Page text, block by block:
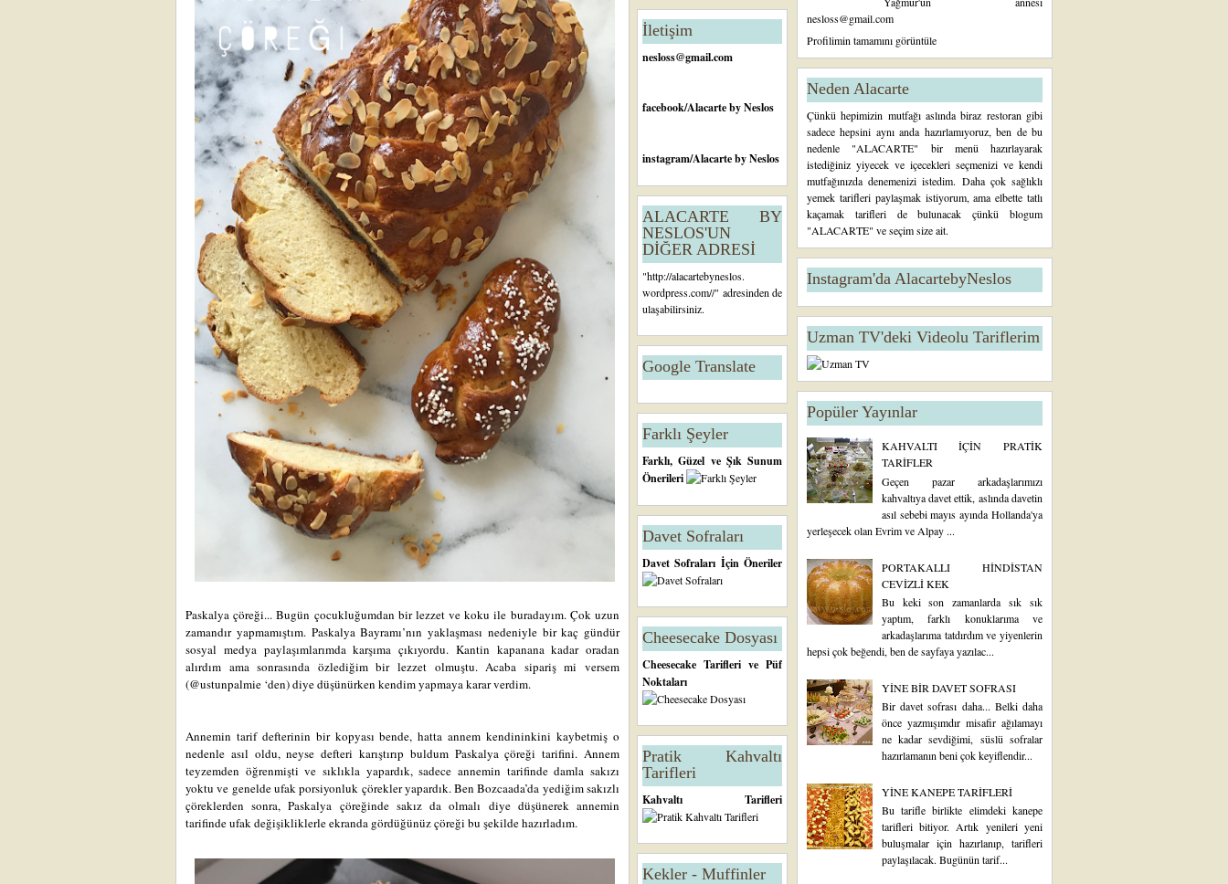
Paskalya çöreği... Bugün çocukluğumdan bir lezzet ve koku ile buradayım. Çok uzun
zamandır yapmamıştım. Paskalya Bayramı’nın yaklaşması nedeniyle bir kaç gündür
sosyal medya paylaşımlarımda karşıma çıkıyordu. Kantin kapanana kadar oradan
alırdım ama sonrasında özlediğim bir lezzet olmuştu. Acaba sipariş mi versem
(@ustunpalmie ‘den) diye düşünürken kendim yapmaya karar verdim.
Annemin tarif defterinin bir kopyası bende, hatta annem kendininkini kaybetmiş o
nedenle asıl oldu, neyse defteri karıştırıp buldum Paskalya çöreği tarifini. Annem
teyzemden öğrenmişti ve sıklıkla yapardık, sadece annemin tarifinde damla sakızı
yoktu ve genelde ufak porsiyonluk çörekler yapardık. Ben Bozcaada’da yediğim sakızlı
çöreklerden sonra, Paskalya çöreğinde sakız da olmalı diye düşünerek annemin
tarifinde ufak değişikliklerle ekranda gördüğünüz çöreği bu şekilde hazırladım.
İletişim
nesloss@gmail.com
facebook/Alacarte by Neslos
instagram/Alacarte by Neslos
ALACARTE BY
NESLOS'UN
DİĞER ADRESİ
"http://alacartebyneslos.
wordpress.com//" adresinden de
ulaşabilirsiniz.
Google Translate
Farklı Şeyler
Farklı, Güzel ve Şık Sunum
Önerileri
Davet Sofraları
Davet Sofraları İçin Öneriler
Cheesecake Dosyası
Cheesecake Tarifleri ve Püf
Noktaları
Pratik Kahvaltı
Tarifleri
Kahvaltı Tarifleri
Kekler - Muffinler
nesloss@gmail.com
Profilimin tamamını görüntüle
Neden Alacarte
Çünkü hepimizin mutfağı aslında biraz restoran gibi
sadece hepsini aynı anda hazırlamıyoruz, ben de bu
nedenle "ALACARTE" bir menü hazırlayarak
istediğiniz yiyecek ve içecekleri seçmenizi ve kendi
mutfağınızda denemenizi istedim. Daha çok sağlıklı
yemek tarifleri paylaşmak istiyorum, ama elbette tatlı
kaçamak tarifleri de bulunacak çünkü blogum
"ALACARTE" ve seçim size ait.
Instagram'da AlacartebyNeslos
Uzman TV'deki Videolu Tariflerim
Popüler Yayınlar
KAHVALTI İÇİN PRATİK
TARİFLER
Geçen pazar arkadaşlarımızı
kahvaltıya davet ettik, aslında davetin
asıl sebebi mayıs ayında Hollanda'ya
yerleşecek olan Evrim ve Alpay ...
PORTAKALLI HİNDİSTAN
CEVİZLİ KEK
Bu keki son zamanlarda sık sık
yaptım, farklı konuklarıma ve
arkadaşlarıma tatdırdım ve yiyenlerin
hepsi çok beğendi, ben de sayfaya yazılac...
YİNE BİR DAVET SOFRASI
Bir davet sofrası daha... Belki daha
önce yazmışımdır misafir ağılamayı
ne kadar sevdiğimi, süslü sofralar
hazırlamanın beni çok keyiflendir...
YİNE KANEPE TARİFLERİ
Bu tarifle birlikte elimdeki kanepe
tarifleri bitiyor. Artık yenileri yeni
buluşmalar için hazırlanıp, tarifleri
paylaşılacak. Bugünün tarif...